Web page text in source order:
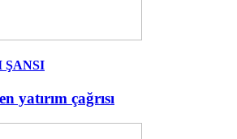
ŞANSI
yatırım çağrısı